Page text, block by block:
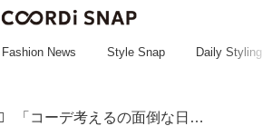
~~~~~~~~~~~
Fashion News Style Snap Daily Styling
「コーデ考えるの面倒な日」もオシャレに！【ハニーズ】30・40代に推したい「サマ見えワンピ」